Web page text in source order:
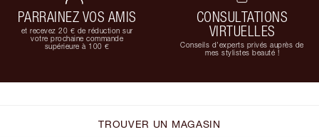
PARRAINEZ VOS AMIS
et recevez 20 € de réduction sur
votre prochaine commande
supérieure à 100 €
CONSULTATIONS
VIRTUELLES
Conseils d'experts privés auprès de
mes stylistes beauté !
TROUVER UN MAGASIN